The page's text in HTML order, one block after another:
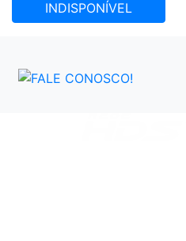
INDISPONÍVEL